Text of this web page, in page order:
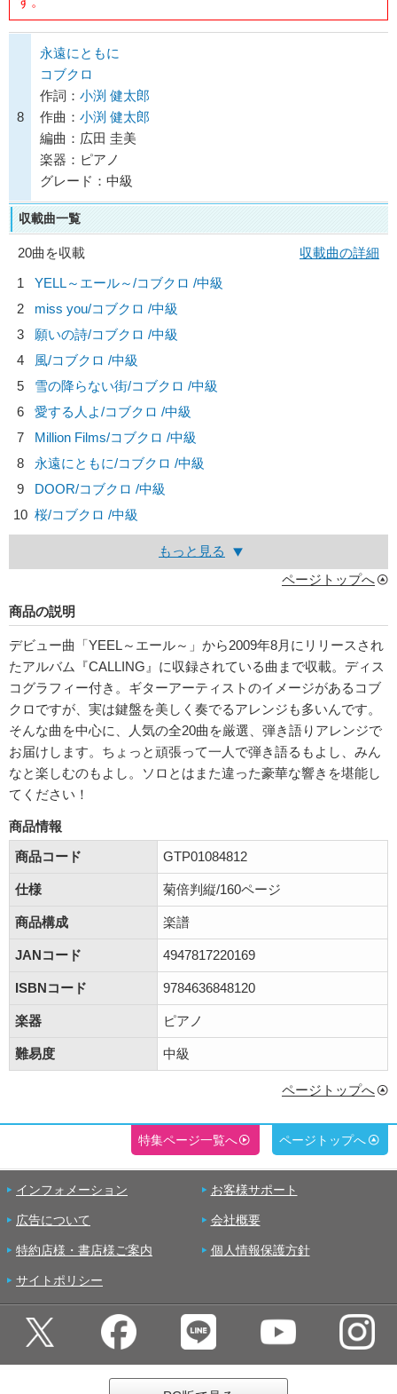
8
永遠にともに
コブクロ
作詞： 小渕 健太郎
作曲： 小渕 健太郎
編曲：広田 圭美
楽器：ピアノ
グレード：中級
収載曲一覧
20曲を収載
収載曲の詳細
1
YELL～エール～/コブクロ /中級
2
miss you/コブクロ /中級
3
願いの詩/コブクロ /中級
4
風/コブクロ /中級
5
雪の降らない街/コブクロ /中級
6
愛する人よ/コブクロ /中級
7
Million Films/コブクロ /中級
8
永遠にともに/コブクロ /中級
9
DOOR/コブクロ /中級
10 桜/コブクロ /中級
もっと見る
ページトップへ
商品の説明
デビュー曲「YEEL～エール～」から2009年8月にリリースされ
たアルバム『CALLING』に収録されている曲まで収載。ディス
コグラフィー付き。ギターアーティストのイメージがあるコブ
クロですが、実は鍵盤を美しく奏でるアレンジも多いんです。
そんな曲を中心に、人気の全20曲を厳選、弾き語りアレンジで
お届けします。ちょっと頑張って一人で弾き語るもよし、みん
なと楽しむのもよし。ソロとはまた違った豪華な響きを堪能し
てください！
商品情報
商品コード
GTP01084812
仕様 菊倍判縦/160ページ
商品構成 楽譜
JANコード 4947817220169
ISBNコード 9784636848120
楽器 ピアノ
難易度 中級
ページトップへ
特集ページ一覧へ ページトップへ
インフォメーション お客様サポート
広告について 会社概要
特約店様・書店様ご案内 個人情報保護方針
サイトポリシー